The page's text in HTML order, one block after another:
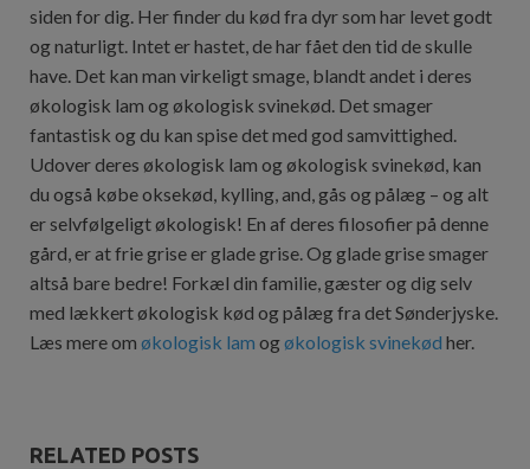
siden for dig. Her finder du kød fra dyr som har levet godt
og naturligt. Intet er hastet, de har fået den tid de skulle
have. Det kan man virkeligt smage, blandt andet i deres
økologisk lam og økologisk svinekød. Det smager
fantastisk og du kan spise det med god samvittighed.
Udover deres økologisk lam og økologisk svinekød, kan
du også købe oksekød, kylling, and, gås og pålæg – og alt
er selvfølgeligt økologisk! En af deres filosofier på denne
gård, er at frie grise er glade grise. Og glade grise smager
altså bare bedre! Forkæl din familie, gæster og dig selv
med lækkert økologisk kød og pålæg fra det Sønderjyske.
Læs mere om økologisk lam ogøkologisk svinekød her.
RELATED POSTS